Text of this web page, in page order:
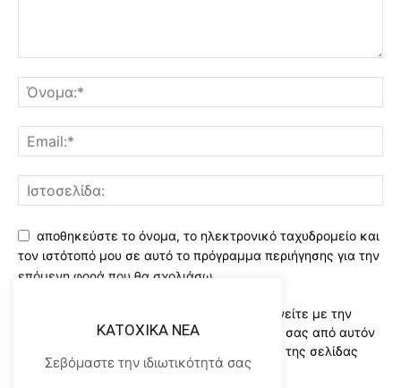
αποθηκεύστε το όνομα, το ηλεκτρονικό ταχυδρομείο και
τον ιστότοπό μου σε αυτό το πρόγραμμα περιήγησης για την
επόμενη φορά που θα σχολιάσω.
Χρησιμοποιώντας αυτό το έντυπο συμφωνείτε με την
αποθήκευση και χειρισμό των δεδομένων σας από αυτόν
τον ιστότοπο..Διαβάστε του ορους χρήσης της σελίδας
μας*
KATOXIKA NEA
Σεβόμαστε την ιδιωτικότητά σας